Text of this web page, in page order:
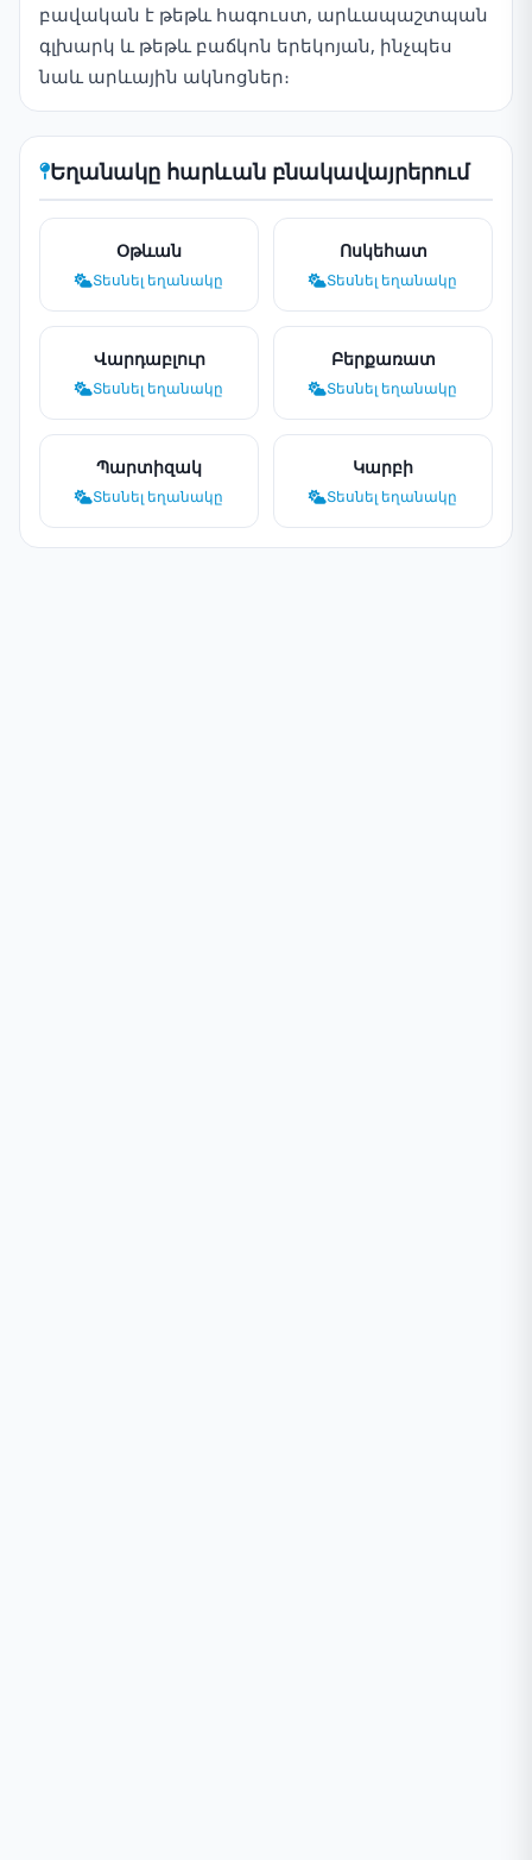
բավական է թեթև հագուստ, արևապաշտպան
գլխարկ և թեթև բաճկոն երեկոյան, ինչպես
նաև արևային ակնոցներ։
Եղանակը հարևան բնակավայրերում
Օթևան
Տեսնել եղանակը
Ոսկեհատ
Տեսնել եղանակը
Վարդաբլուր
Տեսնել եղանակը
Բերքառատ
Տեսնել եղանակը
Պարտիզակ
Տեսնել եղանակը
Կարբի
Տեսնել եղանակը